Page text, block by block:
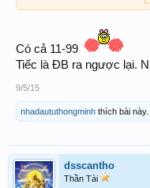
Thân
Có cả 11-99
Tiếc là ĐB ra ngược lại.
9/5/15
nhadaututhongminh thích bài này.
dsscantho
Thần Tài